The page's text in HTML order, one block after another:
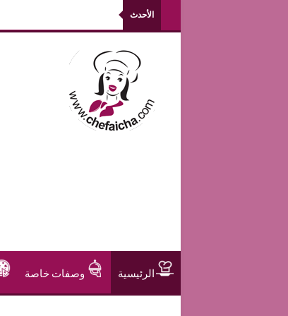
الأحدث
الرئيسية وصفات خاصة